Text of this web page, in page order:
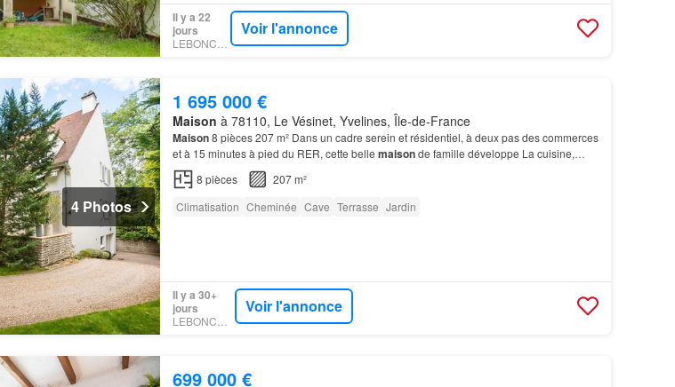
Il y a 22
jours
Voir l'annonce
4 Photos
1 695 000 €
Maison à 78110, Le Vésinet, Yvelines, Île-de-France
Maison8 pièces 207 m² Dans un cadre serein et résidentiel, à deux pas des commerces
et à 15 minutes à pied du RER, cette belle maisonde famille développe La cuisine,
généreuse et conviviale, bénéficie d'une vue directe sur…
8 pièces
207 m²
Climatisation Cheminée Cave Terrasse Jardin
Il y a 30+
jours
Voir l'annonce
699 000 €